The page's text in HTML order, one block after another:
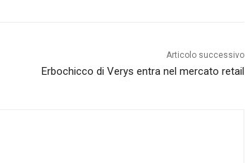
Articolo successivo
Erbochicco di Verys entra nel mercato retail